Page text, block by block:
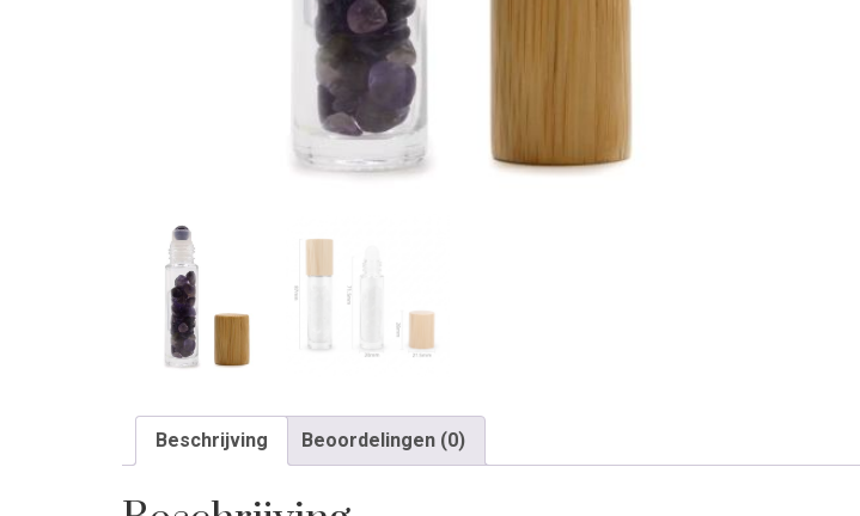
Beschrijving Beoordelingen (0)